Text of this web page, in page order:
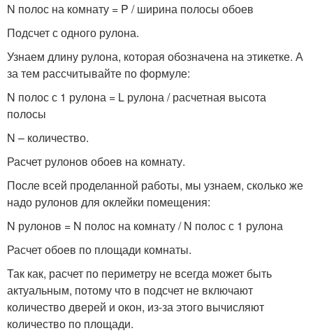
N полос на комнату = P / ширина полосы обоев
Подсчет с одного рулона.
Узнаем длину рулона, которая обозначена на этикетке. А
за тем рассчитывайте по формуле:
N полос с 1 рулона = L рулона / расчетная высота
полосы
N – количество.
Расчет рулонов обоев на комнату.
После всей проделанной работы, мы узнаем, сколько же
надо рулонов для оклейки помещения:
N рулонов = N полос на комнату / N полос с 1 рулона
Расчет обоев по площади комнаты.
Так как, расчет по периметру не всегда может быть
актуальным, потому что в подсчет не включают
количество дверей и окон, из-за этого вычисляют
количество по площади.